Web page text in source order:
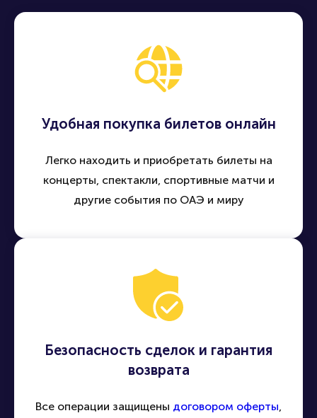
Удобная покупка билетов онлайн
Легко находить и приобретать билеты на
концерты, спектакли, спортивные матчи и
другие события по ОАЭ и миру
Безопасность сделок и гарантия
возврата
Все операции защищены договором оферты